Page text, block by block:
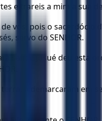
e trareis a mim a sua
vós, pois o sacerdócio
servo do SENHOR.
sair; e Josué deu esta
a demarcaram em